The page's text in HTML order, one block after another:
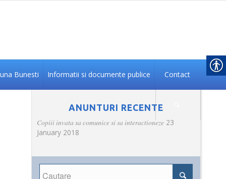
Bunesti Informatii si documente publice Contact
ANUNTURI RECENTE
Copiii invata sa comunice si sa interactioneze 23
January 2018